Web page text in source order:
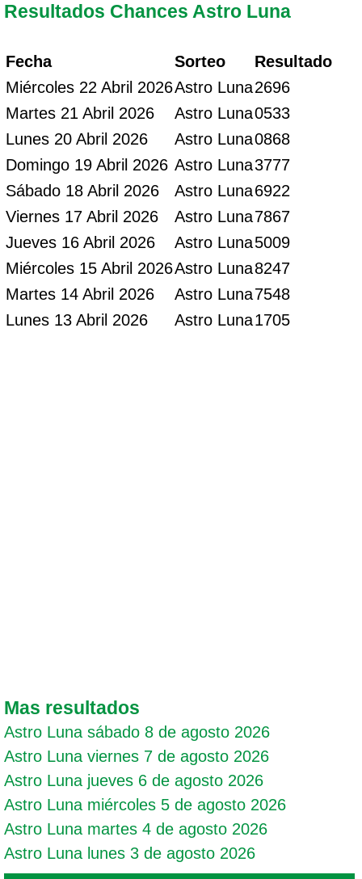
Resultados Chances Astro Luna
Fecha Sorteo
Resultado
Miércoles 22 Abril 2026Astro Luna2696
Martes 21 Abril 2026
Astro Luna0533
Lunes 20 Abril 2026
Astro Luna0868
Domingo 19 Abril 2026 Astro Luna3777
Sábado 18 Abril 2026
Astro Luna6922
Viernes 17 Abril 2026
Astro Luna7867
Jueves 16 Abril 2026
Astro Luna5009
Miércoles 15 Abril 2026Astro Luna8247
Martes 14 Abril 2026
Astro Luna7548
Lunes 13 Abril 2026
Astro Luna1705
Mas resultados
Astro Luna sábado 8 de agosto 2026
Astro Luna viernes 7 de agosto 2026
Astro Luna jueves 6 de agosto 2026
Astro Luna miércoles 5 de agosto 2026
Astro Luna martes 4 de agosto 2026
Astro Luna lunes 3 de agosto 2026